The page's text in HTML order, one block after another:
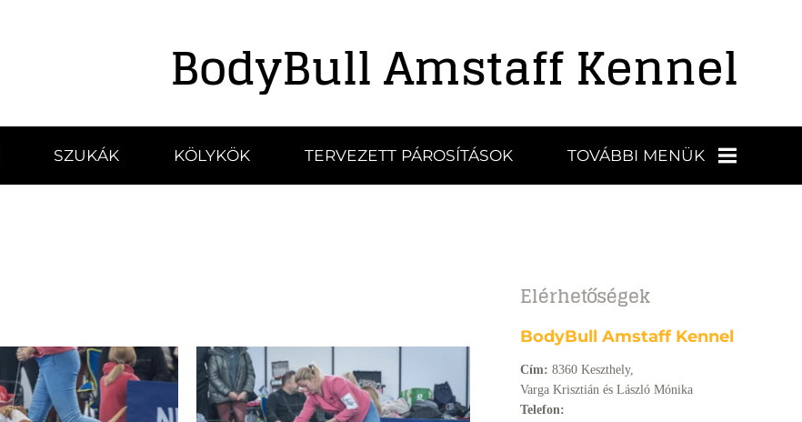
BodyBull Amstaff Kennel
SZUKÁK KÖLYKÖK TERVEZETT PÁROSÍTÁSOK TOVÁBBI MENÜK
BÜSZKESÉGEINK
Elérhetőségek
BodyBull Amstaff Kennel
Cím: 8360 Keszthely,
Varga Krisztián és László Mónika
Telefon: